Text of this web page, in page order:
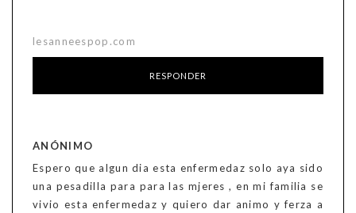
lesanneespop.com
RESPONDER
ANÓNIMO
Espero que algun dia esta enfermedaz solo aya sido
una pesadilla para para las mjeres , en mi familia se
vivio esta enfermedaz y quiero dar animo y ferza a